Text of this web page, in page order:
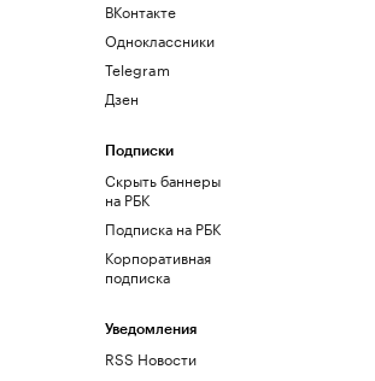
ВКонтакте
Одноклассники
Telegram
Дзен
Подписки
Скрыть баннеры
на РБК
Подписка на РБК
Корпоративная
подписка
Уведомления
RSS Новости